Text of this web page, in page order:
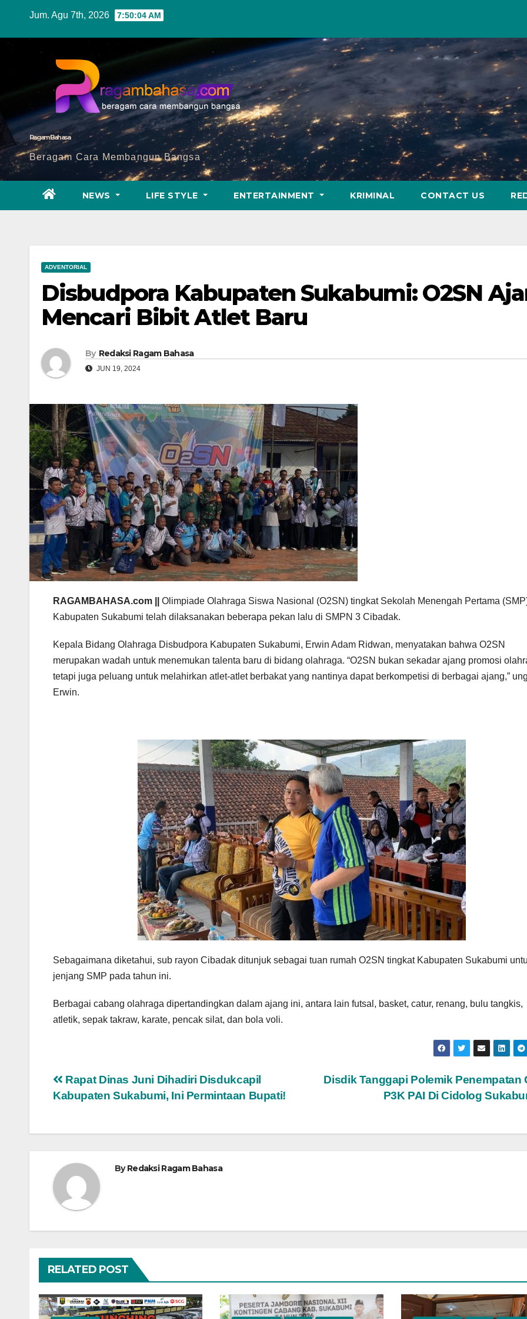
Jum. Agu 7th, 2026 7:50:06 AM
Ragam Bahasa
Beragam Cara Membangun Bangsa
NEWS LIFE STYLE ENTERTAINMENT KRIMINAL CONTACT US
ADVENTORIAL
Disbudpora Kabupaten Sukabumi: O2SN
Mencari Bibit Atlet Baru
By Redaksi Ragam Bahasa
JUN 19, 2024
RAGAMBAHASA.com ||
Olimpiade Olahraga Siswa Nasional (O2SN) tingkat Sekolah Menengah Pertama
Kabupaten Sukabumi telah dilaksanakan beberapa pekan lalu di SMPN 3 Cibadak.
Kepala Bidang Olahraga Disbudpora Kabupaten Sukabumi, Erwin Adam Ridwan, menyatakan bahwa O2SN
merupakan wadah untuk menemukan talenta baru di bidang olahraga. “O2SN bukan sekadar ajang promosi
tetapi juga peluang untuk melahirkan atlet-atlet berbakat yang nantinya dapat berkompetisi di berbagai ajang,”
Erwin.
Sebagaimana diketahui, sub rayon Cibadak ditunjuk sebagai tuan rumah O2SN tingkat Kabupaten Sukabumi
jenjang SMP pada tahun ini.
Berbagai cabang olahraga dipertandingkan dalam ajang ini, antara lain futsal, basket, catur, renang, bulu tangkis,
atletik, sepak takraw, karate, pencak silat, dan bola voli.
Navigasi
pos
Disdik Tanggapi Polemik Penempatan
P3K PAI Di Cidolog
Rapat Dinas Juni Dihadiri Disdukcapil
Kabupaten Sukabumi, Ini Permintaan Bupati!
ByRedaksi Ragam Bahasa
RELATED POST